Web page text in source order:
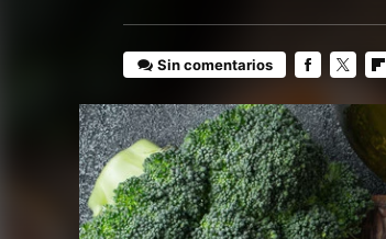
Sin comentarios